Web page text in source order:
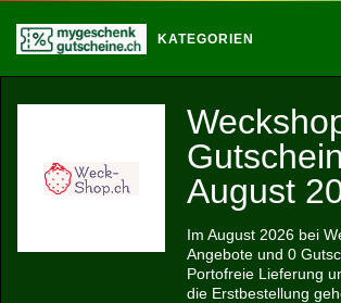
KATEGORIEN
August
Im August 2026 bei
Angebote und 0
Portofreie Lieferung
die Erstbestellung